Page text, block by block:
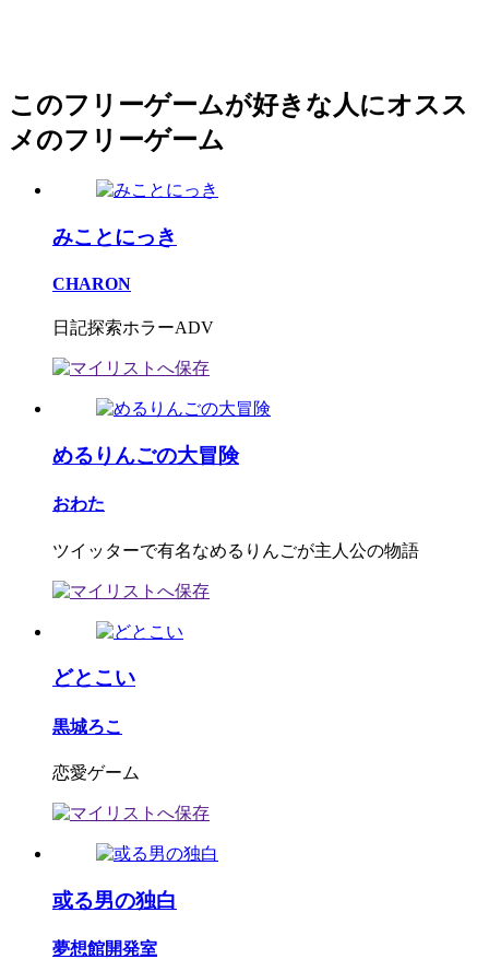
このフリーゲームが好きな人にオスス
メのフリーゲーム
みことにっき
CHARON
日記探索ホラーADV
めるりんごの大冒険
おわた
ツイッターで有名なめるりんごが主人公の物語
どとこい
黒城ろこ
恋愛ゲーム
或る男の独白
夢想館開発室